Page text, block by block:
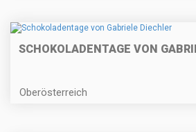
SCHOKOLADENTAGE VON
Oberösterreich